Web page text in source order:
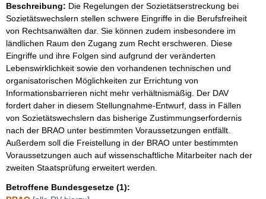
Beschreibung: Die Regelungen der Sozietätserstreckung bei
Sozietätswechslern stellen schwere Eingriffe in die Berufsfreiheit
von Rechtsanwälten dar. Sie können zudem insbesondere im
ländlichen Raum den Zugang zum Recht erschweren. Diese
Eingriffe und ihre Folgen sind aufgrund der veränderten
Lebenswirklichkeit sowie den vorhandenen technischen und
organisatorischen Möglichkeiten zur Errichtung von
Informationsbarrieren nicht mehr verhältnismäßig. Der DAV
fordert daher in diesem Stellungnahme-Entwurf, dass in Fällen
von Sozietätswechslern das bisherige Zustimmungserfordernis
nach der BRAO unter bestimmten Voraussetzungen entfällt.
Außerdem soll die Freistellung in der BRAO unter bestimmten
Voraussetzungen auch auf wissenschaftliche Mitarbeiter nach der
zweiten Staatsprüfung erweitert werden.
Betroffene Bundesgesetze (1):